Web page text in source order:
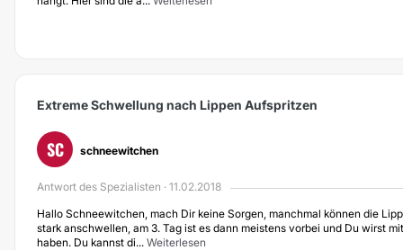
Extreme Schwellung nach Lippen Aufspritzen
SC schneewitchen
Antwort des Spezialisten · 11.02.2018
Hallo Schneewitchen, mach Dir keine Sorgen, manchmal können die
stark anschwellen, am 3. Tag ist es dann meistens vorbei und Du wirst
haben. Du kannst di... Weiterlesen